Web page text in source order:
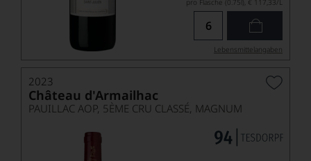
pro Flasche (0.75l), € 117,33/L
Lebensmittel­angaben
2023
Château d'Armailhac
PAUILLAC AOP, 5ÈME CRU CLASSÉ, MAGNUM